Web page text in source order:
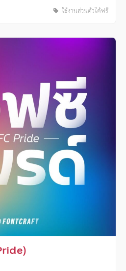
ใช้งานส่วนตัวได้ฟรี